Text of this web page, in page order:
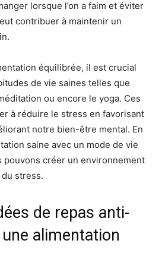
lorsque l’on a faim et éviter
contribuer à maintenir un
équilibrée, il est crucial
de vie saines telles que
ou encore le yoga. Ces
à réduire le stress en favorisant
notre bien-être mental. En
saine avec un mode de vie
pouvons créer un environnement
stress.
de repas anti-
alimentation